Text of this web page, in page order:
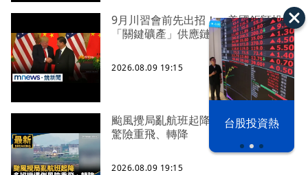
漢光42演習 台股投資熱
9月川習會前先出招！ 美國鉅額投資
「關鍵礦產」供應鏈
2026.08.09 19:15
颱風攪局亂航班起降 多班機遇側風
驚險重飛、轉降
2026.08.09 19:15